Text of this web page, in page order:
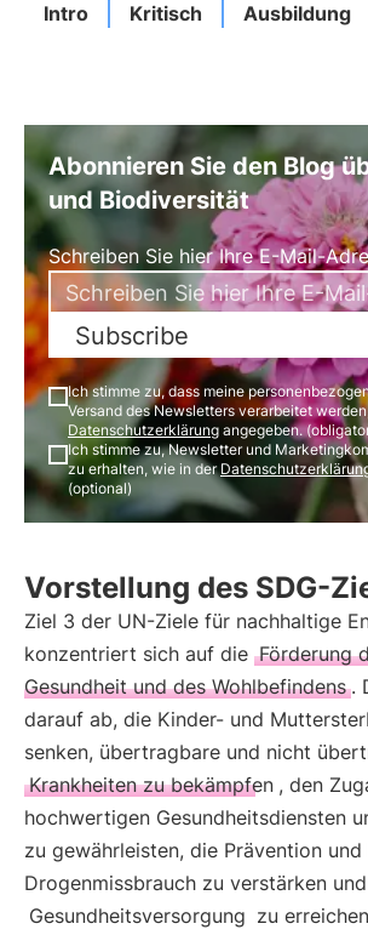
Intro Kritisch Ausbildung
Abonnieren Sie den Blog
und Biodiversität
Schreiben Sie hier Ihre E-Mail-
Subscribe
Ich stimme zu, dass meine
Versand des Newsletters verarbeitet
Datenschutzerklärung angegeben.
Ich stimme zu, Newsletter und
zu erhalten, wie in der
(optional)
Vorstellung des SDG-
Ziel 3 der UN-Ziele für nachhaltige
konzentriert sich auf die Förderung
Gesundheit und des Wohlbefindens .
darauf ab, die Kinder- und
senken, übertragbare und nicht
Krankheiten zu bekämpfen , den
hochwertigen Gesundheitsdiensten
zu gewährleisten, die Prävention
Drogenmissbrauch zu verstärken
Gesundheitsversorgung zu